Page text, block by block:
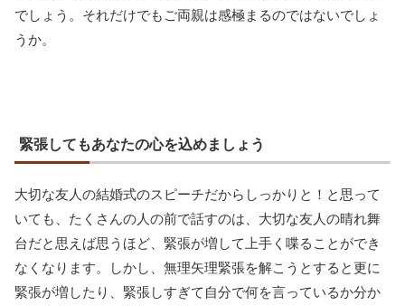
でしょう。それだけでもご両親は感極まるのではないでしょ
うか。
緊張してもあなたの心を込めましょう
大切な友人の結婚式のスピーチだからしっかりと！と思って
いても、たくさんの人の前で話すのは、大切な友人の晴れ舞
台だと思えば思うほど、緊張が増して上手く喋ることができ
なくなります。しかし、無理矢理緊張を解こうとすると更に
緊張が増したり、緊張しすぎて自分で何を言っているか分か